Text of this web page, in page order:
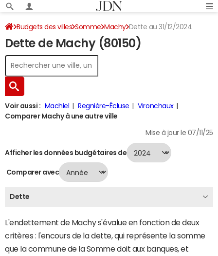
Budgets des villes Somme Machy Dette au 31/12/2024
Dette de Machy (80150)
Voir aussi : Machiel Regnière-Écluse
Vironchaux
Comparer Machy à une autre ville
Mise à jour le 07/11/25
Afficher les données budgétaires de
Comparer avec
Dette
L'endettement de Machy s'évalue en fonction de deux
critères : l'encours de la dette, qui représente la somme
que la commune de la Somme doit aux banques, et